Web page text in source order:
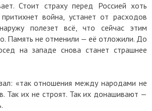
Стоит страху перед Россией хоть
война, устанет от расходов
полезет всё, что сейчас этим
Память не отменили — её отложили. До
на западе снова станет страшнее
«так отношения между народами не
Так их не строят. Так их донашивают —